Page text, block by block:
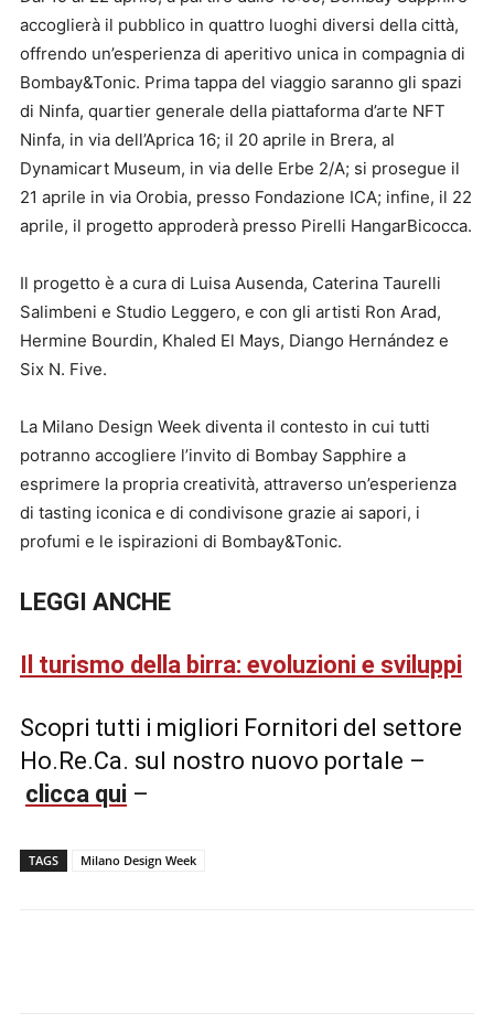
accoglierà il pubblico in quattro luoghi diversi della città,
offrendo un’esperienza di aperitivo unica in compagnia di
Bombay&Tonic. Prima tappa del viaggio saranno gli spazi
di Ninfa, quartier generale della piattaforma d’arte NFT
Ninfa, in via dell’Aprica 16; il 20 aprile in Brera, al
Dynamicart Museum, in via delle Erbe 2/A; si prosegue il
21 aprile in via Orobia, presso Fondazione ICA; infine, il 22
aprile, il progetto approderà presso Pirelli HangarBicocca.
Il progetto è a cura di Luisa Ausenda, Caterina Taurelli
Salimbeni e Studio Leggero, e con gli artisti Ron Arad,
Hermine Bourdin, Khaled El Mays, Diango Hernández e
Six N. Five.
La Milano Design Week diventa il contesto in cui tutti
potranno accogliere l’invito di Bombay Sapphire a
esprimere la propria creatività, attraverso un’esperienza
di tasting iconica e di condivisone grazie ai sapori, i
profumi e le ispirazioni di Bombay&Tonic.
LEGGI ANCHE
Il turismo della birra: evoluzioni e sviluppi
Scopri tutti i migliori Fornitori del settore
Ho.Re.Ca. sul nostro nuovo portale –
clicca qui –
TAGS Milano Design Week